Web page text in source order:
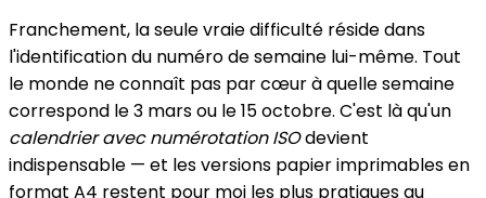
Franchement, la seule vraie difficulté réside dans
l'identification du numéro de semaine lui-même. Tout
le monde ne connaît pas par cœur à quelle semaine
correspond le 3 mars ou le 15 octobre. C'est là qu'un
calendrier avec numérotation ISOdevient
indispensable — et les versions papier imprimables en
format A4 restent pour moi les plus pratiques au